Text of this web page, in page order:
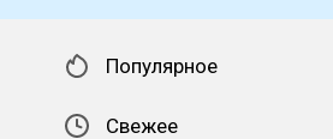
Популярное
Свежее